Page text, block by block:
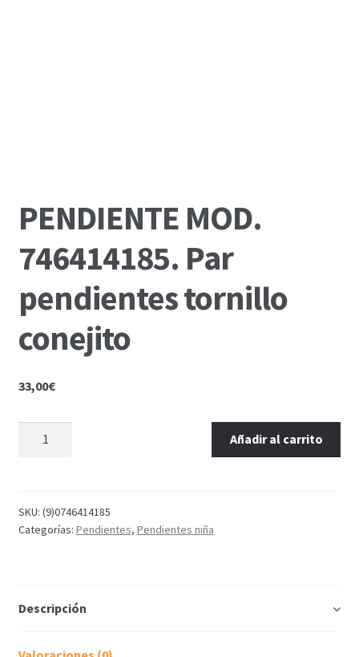
PENDIENTE MOD.
746414185. Par
pendientes tornillo
conejito
33,00€
Añadir al carrito
SKU: (9)0746414185
Categorías: Pendientes, Pendientes niña
Descripción